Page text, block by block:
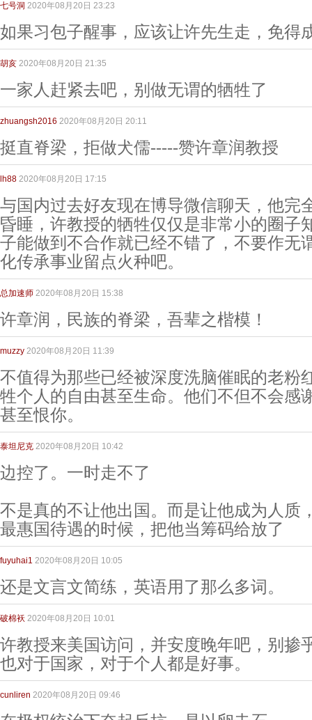
七号洞 2020年08月20日 23:23
如果习包子醒事，应该让许先生走，免得
胡亥 2020年08月20日 21:35
一家人赶紧去吧，别做无谓的牺牲了
zhuangsh2016 2020年08月20日 20:11
挺直脊梁，拒做犬儒-----赞许章润教授
lh88 2020年08月20日 17:15
与国内过去好友现在博导微信聊天，他完
昏睡，许教授的牺牲仅仅是非常小的圈子
子能做到不合作就已经不错了，不要作无
化传承事业留点火种吧。
总加速师 2020年08月20日 15:38
许章润，民族的脊梁，吾辈之楷模！
muzzy 2020年08月20日 11:39
不值得为那些已经被深度洗脑催眠的老粉
牲个人的自由甚至生命。他们不但不会感
甚至恨你。
泰坦尼克 2020年08月20日 10:42
边控了。一时走不了
不是真的不让他出国。而是让他成为人质
最惠国待遇的时候，把他当筹码给放了
fuyuhai1 2020年08月20日 10:05
还是文言文简练，英语用了那么多词。
破棉袄 2020年08月20日 10:01
许教授来美国访问，并安度晚年吧，别掺
也对于国家，对于个人都是好事。
cunliren 2020年08月20日 09:46